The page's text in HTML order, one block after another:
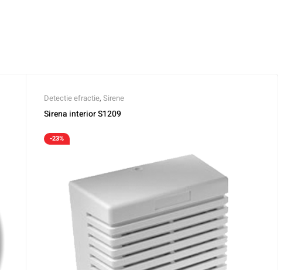
Detectie efractie, Sirene
Sirena interior S1209
-23%